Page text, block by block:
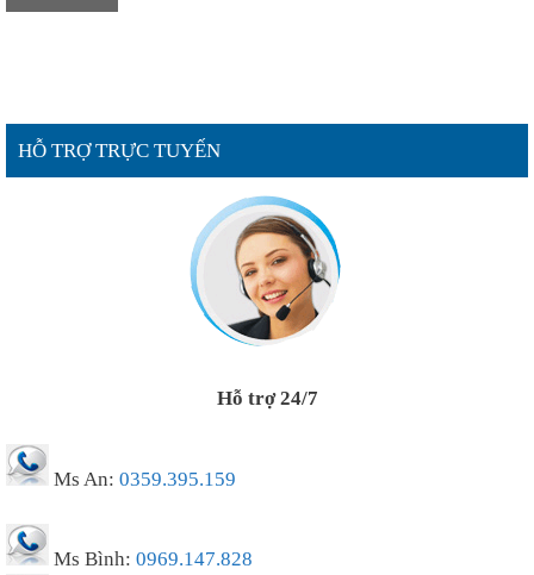
HỖ TRỢ TRỰC TUYẾN
Hỗ trợ 24/7
Ms An: 0359.395.159
Ms Bình: 0969.147.828